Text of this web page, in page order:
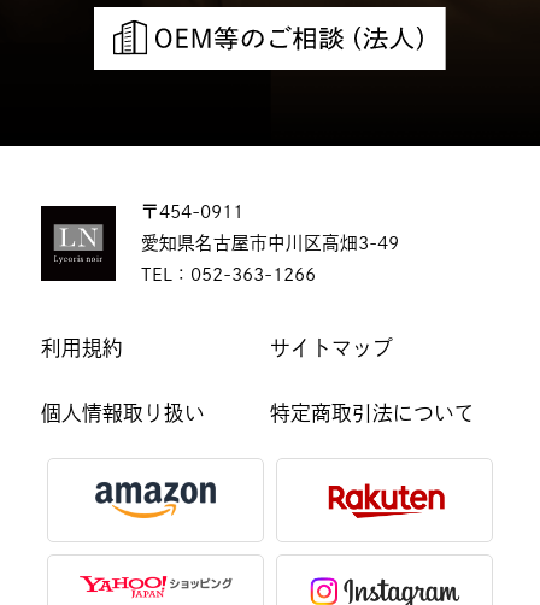
〒454-0911
愛知県名古屋市中川区高畑3-49
TEL： 052-363-1266
利用規約 サイトマップ
個人情報取り扱い 特定商取引法について